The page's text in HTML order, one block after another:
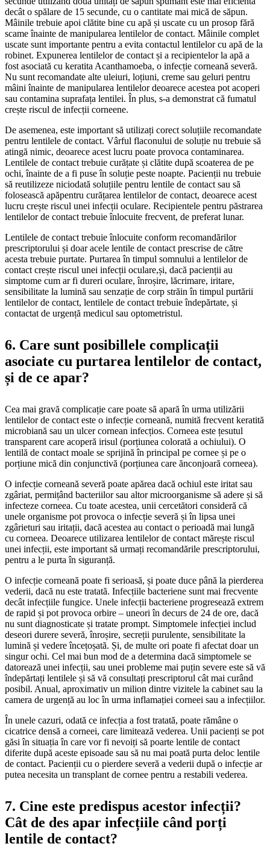
decât o spălare de 15 secunde, cu o cantitate mai mică de săpun.
Mâinile trebuie apoi clătite bine cu apă și uscate cu un prosop fără
scame înainte de manipularea lentilelor de contact. Mâinile complet
uscate sunt importante pentru a evita contactul lentilelor cu apă de la
robinet. Expunerea lentilelor de contact și a recipientelor la apă a
fost asociată cu keratita Acanthamoeba, o infecție corneană severă.
Nu sunt recomandate alte uleiuri, loțiuni, creme sau geluri pentru
mâini înainte de manipularea lentilelor deoarece acestea pot acoperi
sau contamina suprafața lentilei. În plus, s-a demonstrat că fumatul
crește riscul de infecții corneene.
De asemenea, este important să utilizați corect soluțiile recomandate
pentru lentilele de contact. Vârful flaconului de soluție nu trebuie să
atingă nimic, deoarece acest lucru poate provoca contaminarea.
Lentilele de contact trebuie curățate și clătite după scoaterea de pe
ochi, înainte de a fi puse în soluție peste noapte. Pacienții nu trebuie
să reutilizeze niciodată soluțiile pentru lentile de contact sau să
folosească apăpentru curățarea lentilelor de contact, deoarece acest
lucru crește riscul unei infecții oculare. Recipientele pentru păstrarea
lentilelor de contact trebuie înlocuite frecvent, de preferat lunar.
Lentilele de contact trebuie înlocuite conform recomandărilor
prescriptorului și doar acele lentile de contact prescrise de către
acesta trebuie purtate. Purtarea în timpul somnului a lentilelor de
contact crește riscul unei infecții oculare,și, dacă pacienții au
simptome cum ar fi dureri oculare, înroșire, lăcrimare, iritare,
sensibilitate la lumină sau senzație de corp străin în timpul purtării
lentilelor de contact, lentilele de contact trebuie îndepărtate, și
contactat de urgență medicul sau optometristul.
6. Care sunt posibillele complicații
asociate cu purtarea lentilelor de contact,
și de ce apar?
Cea mai gravă complicație care poate să apară în urma utilizării
lentilelor de contact este o infecție corneană, numită frecvent keratită
microbiană sau un ulcer cornean infecțios. Corneea este țesutul
transparent care acoperă irisul (porțiunea colorată a ochiului). O
lentilă de contact moale se sprijină în principal pe cornee și pe o
porțiune mică din conjunctivă (porțiunea care ănconjoară corneea).
O infecție corneană severă poate apărea dacă ochiul este iritat sau
zgâriat, permițând bacteriilor sau altor microorganisme să adere și să
infecteze corneea. Cu toate acestea, unii cercetători consideră că
unele organisme pot provoca o infecție severă și în lipsa unei
zgârieturi sau iritații, dacă acestea au contact o perioadă mai lungă
cu corneea. Deoarece utilizarea lentilelor de contact mărește riscul
unei infecții, este important să urmați recomandările prescriptorului,
pentru a le purta în siguranță.
O infecție corneană poate fi serioasă, și poate duce până la pierderea
vederii, dacă nu este tratată. Infecțiile bacteriene sunt mai frecvente
decât infecțiile fungice. Unele infecții bacteriene progresează extrem
de rapid și pot provoca orbire – uneori în decurs de 24 de ore, dacă
nu sunt diagnosticate și tratate prompt. Simptomele infecției includ
deseori durere severă, înroșire, secreții purulente, sensibilitate la
lumină și vedere încețoșată. Și, de multe ori poate fi afectat doar un
singur ochi. Cel mai bun mod de a determina dacă simptomele se
datorează unei infecții, sau unei probleme mai puțin severe este să vă
îndepărtați lentilele și să vă consultați prescriptorul cât mai curând
posibil. Anual, aproximativ un milion dintre vizitele la cabinet sau la
camera de urgență au loc în urma inflamației corneei sau a infecțiilor.
În unele cazuri, odată ce infecția a fost tratată, poate rămâne o
cicatrice densă a corneei, care limitează vederea. Unii pacienți se pot
găsi în situația în care vor fi nevoiți să poarte lentile de contact
diferite după aceste episoade sau să nu mai poată purta deloc lentile
de contact. Pacienții cu o pierdere severă a vederii după o infecție ar
putea necesita un transplant de cornee pentru a restabili vederea.
7. Cine este predispus acestor infecții?
Cât de des apar infecțiile când porți
lentile de contact?